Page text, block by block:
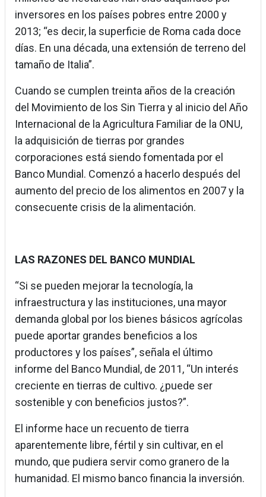
inversores en los países pobres entre 2000 y
2013; “es decir, la superficie de Roma cada doce
días. En una década, una extensión de terreno del
tamaño de Italia”.
Cuando se cumplen treinta años de la creación
del Movimiento de los Sin Tierra y al inicio del Año
Internacional de la Agricultura Familiar de la ONU,
la adquisición de tierras por grandes
corporaciones está siendo fomentada por el
Banco Mundial. Comenzó a hacerlo después del
aumento del precio de los alimentos en 2007 y la
consecuente crisis de la alimentación.
LAS RAZONES DEL BANCO MUNDIAL
“Si se pueden mejorar la tecnología, la
infraestructura y las instituciones, una mayor
demanda global por los bienes básicos agrícolas
puede aportar grandes beneficios a los
productores y los países”, señala el último
informe del Banco Mundial, de 2011, “Un interés
creciente en tierras de cultivo. ¿puede ser
sostenible y con beneficios justos?”.
El informe hace un recuento de tierra
aparentemente libre, fértil y sin cultivar, en el
mundo, que pudiera servir como granero de la
humanidad. El mismo banco financia la inversión.